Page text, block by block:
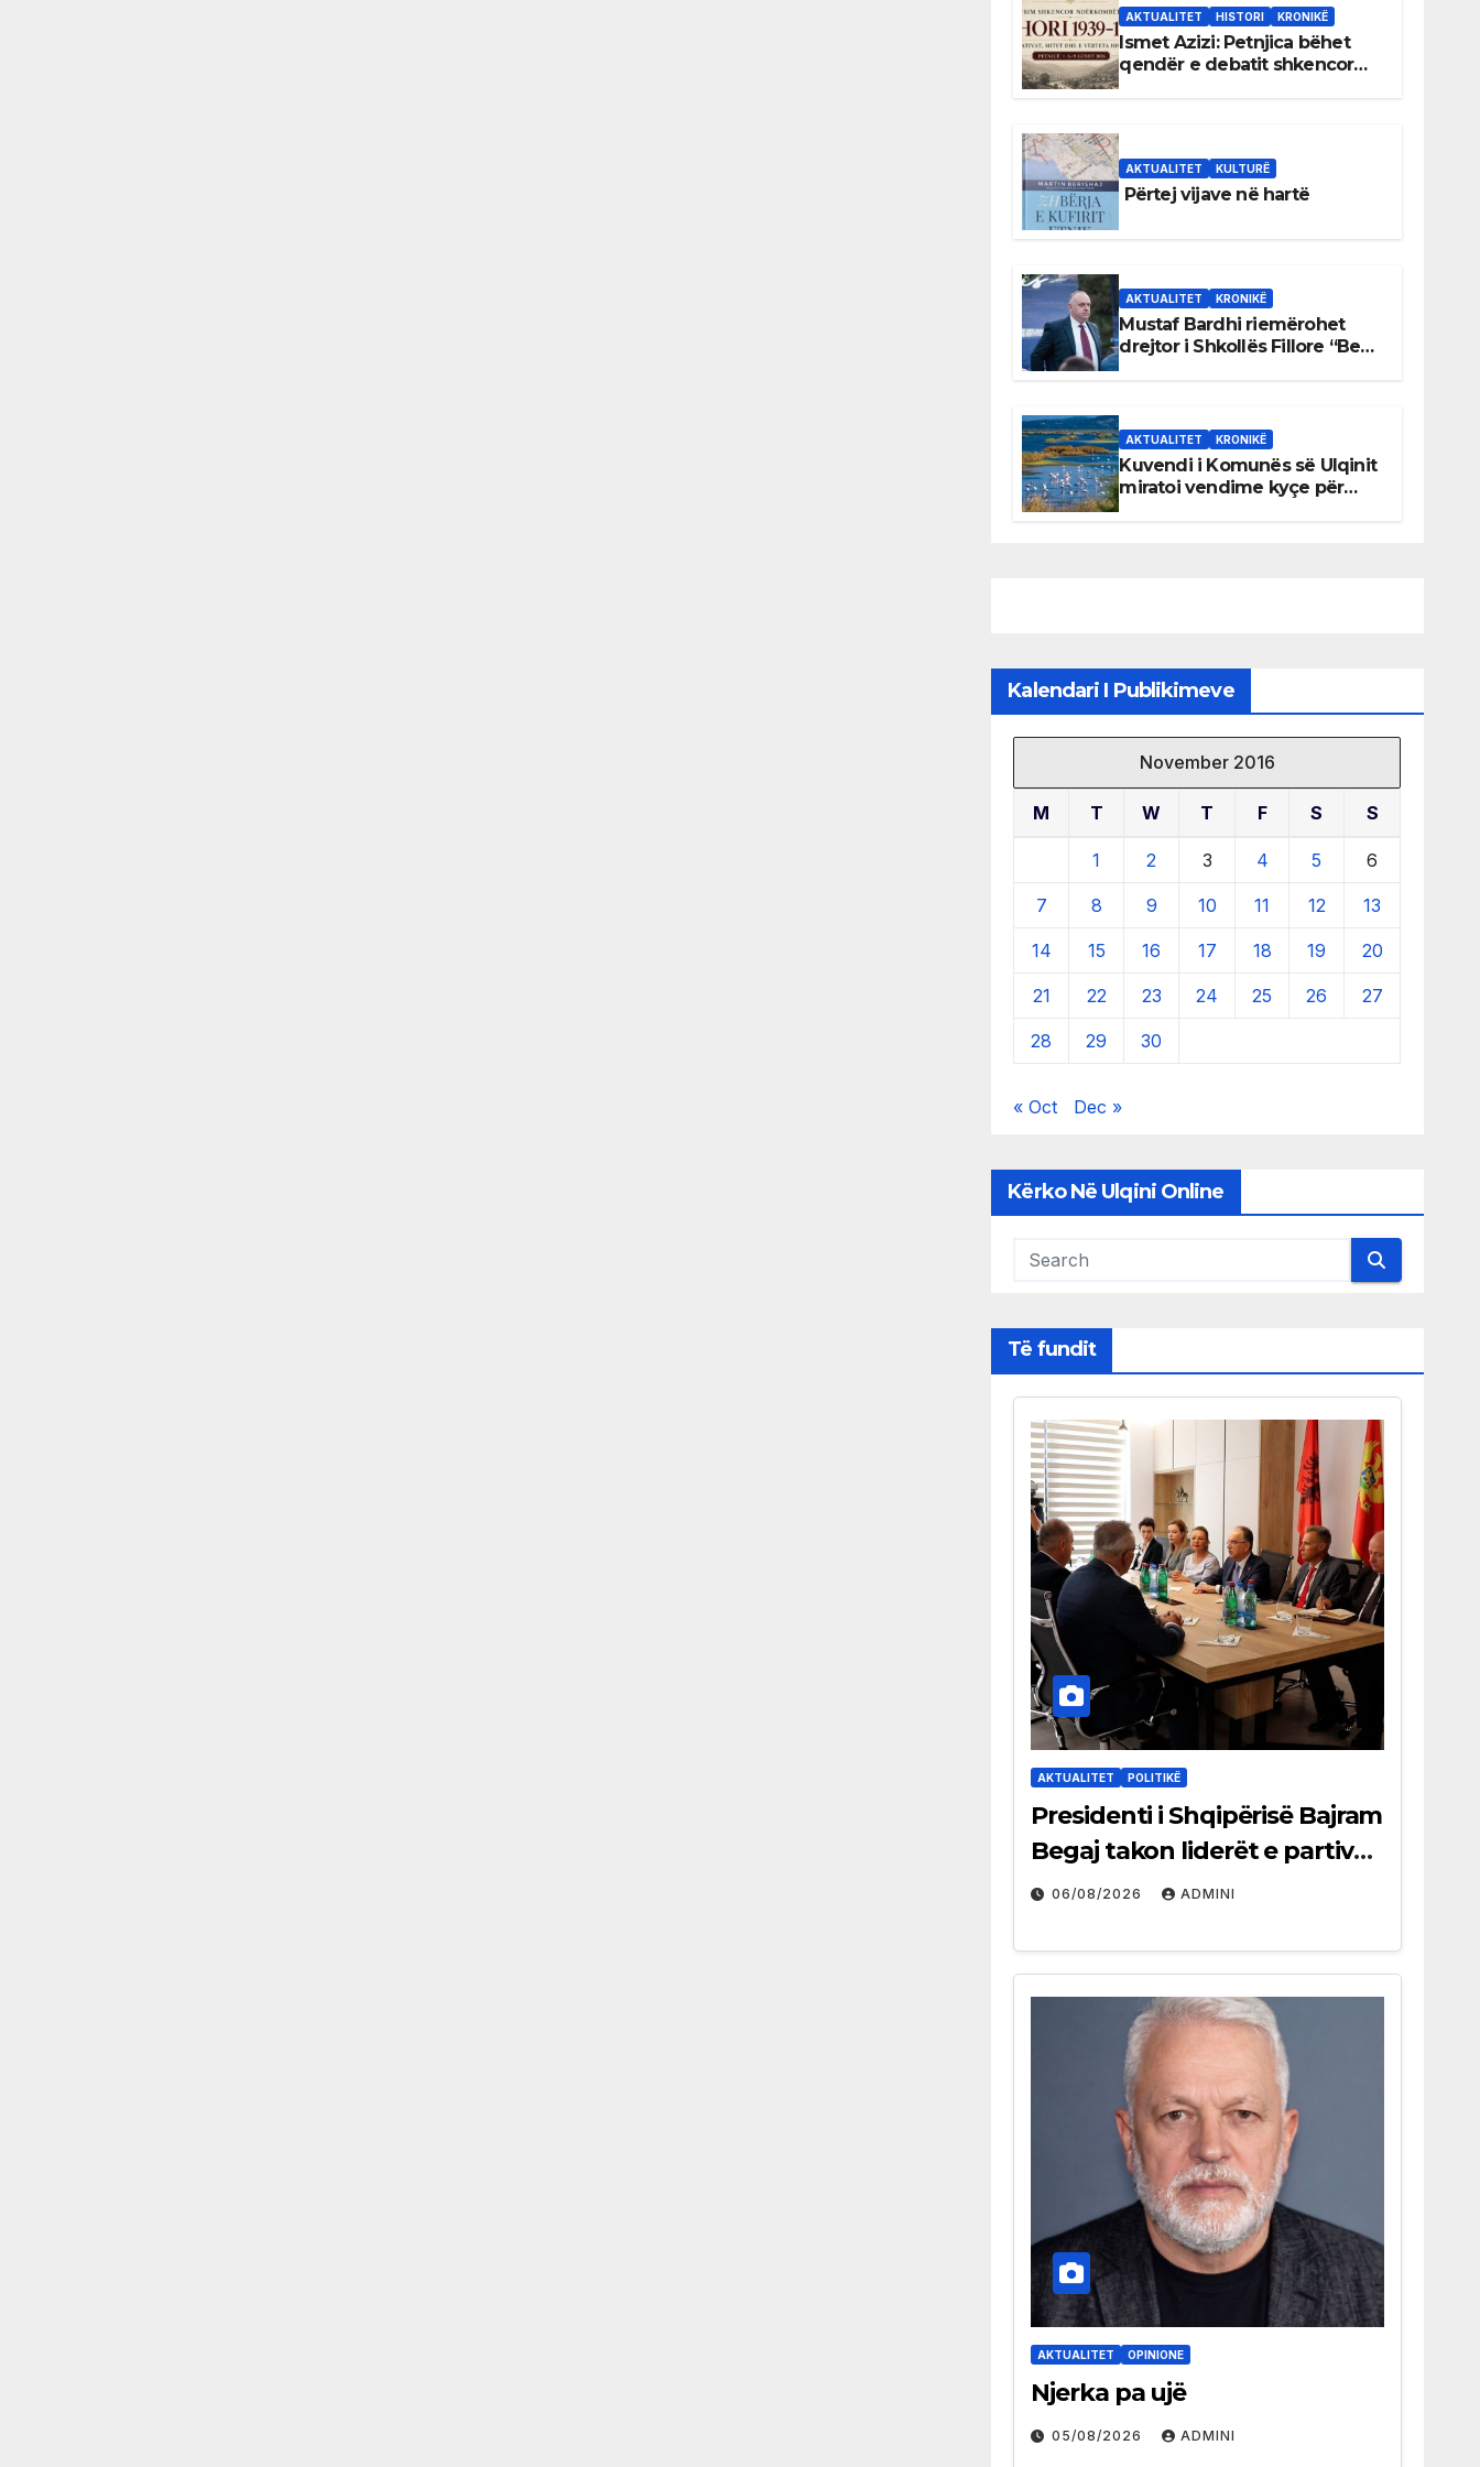
AKTUALITET HISTORI KRONIKË
Ismet Azizi: Petnjica bëhet
qendër e debatit shkencor
AKTUALITET KULTURË
Përtej vijave në hartë
AKTUALITET KRONIKË
Mustaf Bardhi riemërohet
drejtor i Shkollës Fillore “Bedri
AKTUALITET KRONIKË
Kuvendi i Komunës së Ulqinit
miratoi vendime kyçe për
Kalendari I Publikimeve
November 2016
M T W T F S S
1 2 3 4 5 6
7 8 9 10 11 12 13
14 15 16 17 18 19 20
21 22 23 24 25 26 27
28 29 30
« Oct Dec »
Kërko Në Ulqini Online
Të fundit
AKTUALITET POLITIKË
Presidenti i Shqipërisë Bajram
Begaj takon liderët e partive
shqiptare në Ulqin
06/08/2026 ADMINI
AKTUALITET OPINIONE
Njerka pa ujë
05/08/2026 ADMINI